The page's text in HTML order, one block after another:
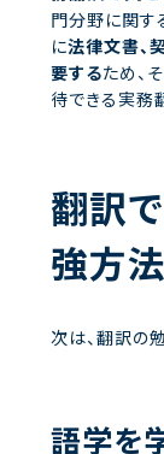
門分野に関す
に法律文書、
要するため、
待できる実務
翻訳
強方法
次は、翻訳の
語学を